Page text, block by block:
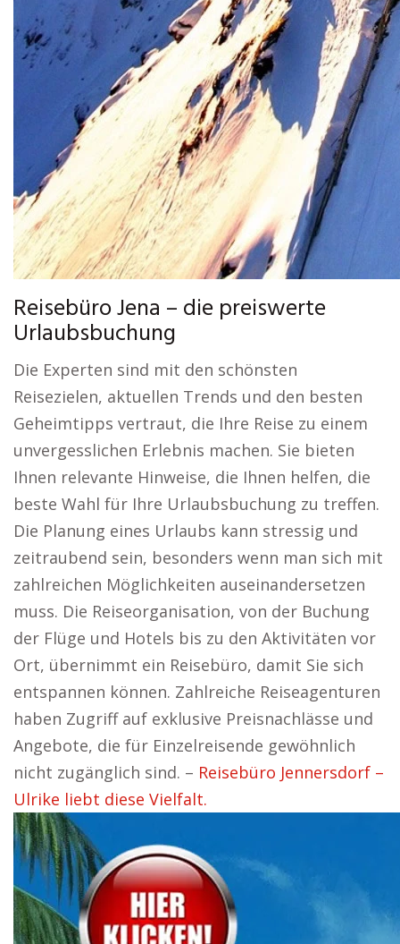
Reisebüro Jena – die preiswerte
Urlaubsbuchung
Die Experten sind mit den schönsten
Reisezielen, aktuellen Trends und den besten
Geheimtipps vertraut, die Ihre Reise zu einem
unvergesslichen Erlebnis machen. Sie bieten
Ihnen relevante Hinweise, die Ihnen helfen, die
beste Wahl für Ihre Urlaubsbuchung zu treffen.
Die Planung eines Urlaubs kann stressig und
zeitraubend sein, besonders wenn man sich mit
zahlreichen Möglichkeiten auseinandersetzen
muss. Die Reiseorganisation, von der Buchung
der Flüge und Hotels bis zu den Aktivitäten vor
Ort, übernimmt ein Reisebüro, damit Sie sich
entspannen können. Zahlreiche Reiseagenturen
haben Zugriff auf exklusive Preisnachlässe und
Angebote, die für Einzelreisende gewöhnlich
nicht zugänglich sind. – Reisebüro Jennersdorf –
Ulrike liebt diese Vielfalt.